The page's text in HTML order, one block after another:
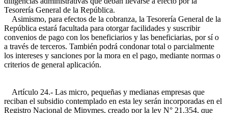
Tesorería General de la República.
Asimismo, para efectos de la cobranza, la Tesorería General de la
República estará facultada para otorgar facilidades y suscribir
convenios de pago con los beneficiarios y las beneficiarias, por sí o
a través de terceros. También podrá condonar total o parcialmente
los intereses y sanciones por la mora en el pago, mediante normas o
criterios de general aplicación.
Artículo 24.- Las micro, pequeñas y medianas empresas que
reciban el subsidio contemplado en esta ley serán incorporadas en el
Registro Nacional de Mipymes, creado por la ley N° 21.354, que